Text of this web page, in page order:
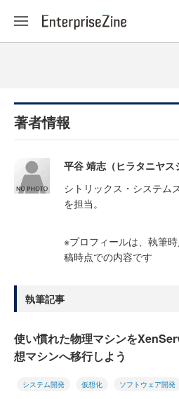
著者情報
平谷 靖志（ヒラタニヤス
シトリックス・システム
を担当。
※プロフィールは、執筆
稿時点での内容です
執筆記事
使い慣れた物理マシンを
想マシンへ移行しよう
システム開発 仮想化 ソフトウェア開発